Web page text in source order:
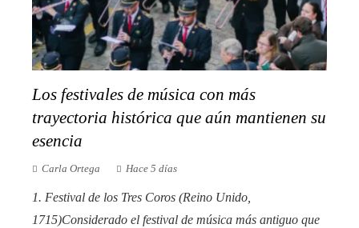
Los festivales de música con más
trayectoria histórica que aún mantienen su
esencia
Carla Ortega Hace 5 días
1. Festival de los Tres Coros (Reino Unido,
1715)Considerado el festival de música más antiguo que